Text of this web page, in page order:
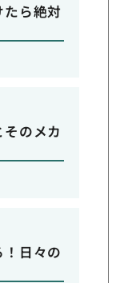
ら絶対
のメカ
日々の